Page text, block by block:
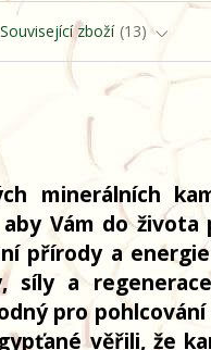
Související zboží 13
minerálních
Vám do
přírody a
síly a
pro
věřili, že